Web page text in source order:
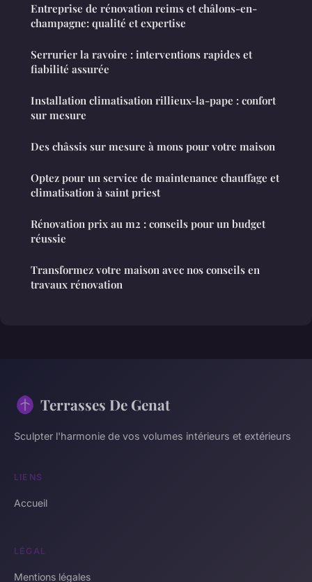
Entreprise de rénovation reims et châlons-en-
champagne: qualité et expertise
Serrurier la ravoire : interventions rapides et
fiabilité assurée
Installation climatisation rillieux-la-pape : confort
sur mesure
Des châssis sur mesure à mons pour votre maison
Optez pour un service de maintenance chauffage et
climatisation à saint priest
Rénovation prix au m2 : conseils pour un budget
réussie
Transformez votre maison avec nos conseils en
travaux rénovation
Terrasses De Genat
Sculpter l'harmonie de vos volumes intérieurs et extérieurs
LIENS
Accueil
LÉGAL
Mentions légales